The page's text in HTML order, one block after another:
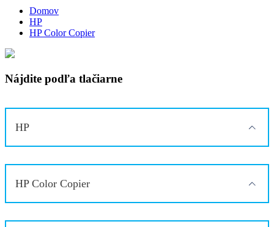
Domov
HP
HP Color Copier
Nájdite podľa tlačiarne
HP
HP Color Copier